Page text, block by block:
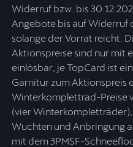
Widerruf bzw. bis
Angebote bis auf Widerruf
solange der Vorrat reicht.
Aktionspreise sind nur mit
einlösbar, je TopCard ist
Garnitur zum Aktionspreis
Winterkomplettrad-Preise
(vier
Wuchten und Anbringung
mit dem 3PMSF-